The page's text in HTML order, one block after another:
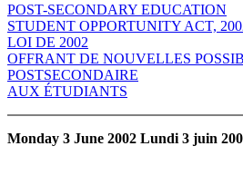
POST-SECONDARY EDUCATION
STUDENT OPPORTUNITY ACT,
LOI DE 2002
OFFRANT DE NOUVELLES
POSTSECONDAIRE
AUX ÉTUDIANTS
Monday 3 June 2002 Lundi 3 juin